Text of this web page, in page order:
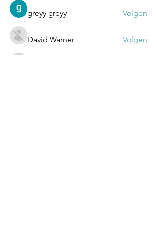
greyy greyy Volgen
David Warner Volgen